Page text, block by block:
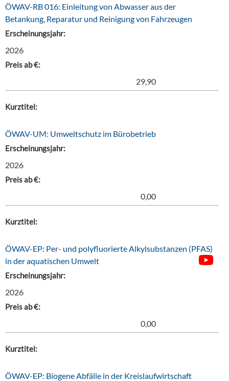
ÖWAV-RB 016: Einleitung von Abwasser aus der
Betankung, Reparatur und Reinigung von Fahrzeugen
Erscheinungsjahr:
2026
Preis ab €:
29,90
Kurztitel:
ÖWAV-UM: Umweltschutz im Bürobetrieb
Erscheinungsjahr:
2026
Preis ab €:
0,00
Kurztitel:
ÖWAV-EP: Per- und polyfluorierte Alkylsubstanzen (PFAS)
in der aquatischen Umwelt
Erscheinungsjahr:
2026
Preis ab €:
0,00
Kurztitel:
ÖWAV-EP: Biogene Abfälle in der Kreislaufwirtschaft